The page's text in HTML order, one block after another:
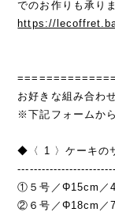
でのお作りも承りま
https://
お好きな組み合わ
※下記フォームか
◆〈 1 〉ケーキの
①５号／Φ15cm／
②６号／Φ18cm／